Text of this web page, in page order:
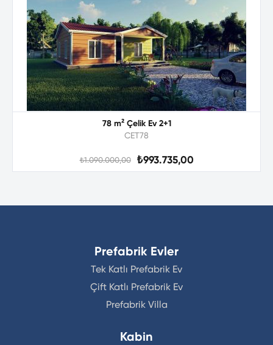
78 m² Çelik Ev 2+1
CET78
₺1.090.000,00 ₺993.735,00
Prefabrik Evler
Tek Katlı Prefabrik Ev
Çift Katlı Prefabrik Ev
Prefabrik Villa
Kabin